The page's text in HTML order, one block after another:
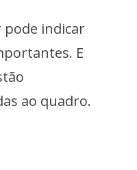
indicar
E
ao quadro.